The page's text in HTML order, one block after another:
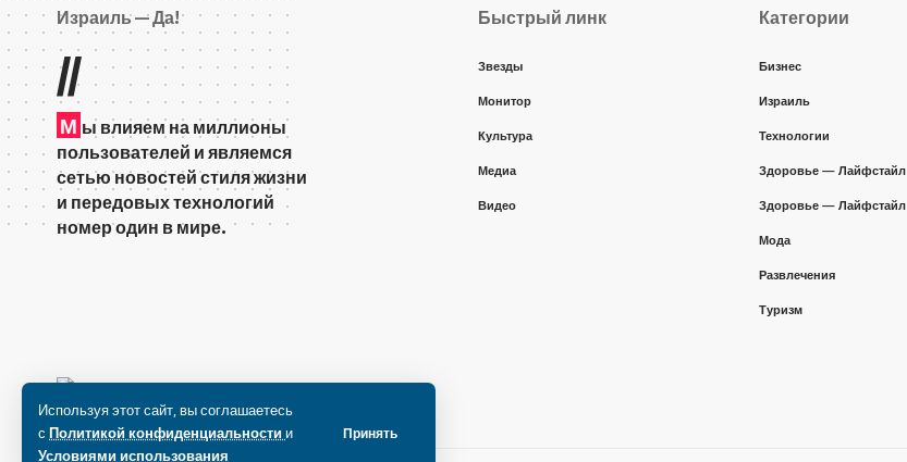
Используя этот сайт, вы соглашаетесь
с Политикой конфиденциальности и
Условиями использования
Принять
Израиль — Да!
//
М ы влияем на миллионы
пользователей и являемся
сетью новостей стиля жизни
и передовых технологий
номер один в мире.
Быстрый линк
Звезды
Монитор
Культура
Медиа
Видео
Категории
Бизнес
Израиль
Технологии
Здоровье — Лайфстайл
Здоровье — Лайфстайл
Мода
Развлечения
Туризм